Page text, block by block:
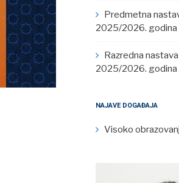
Predmetna
2025/2026. godina
Razredna
2025/2026. godina
NAJAVE DOGAĐAJA
Visoko